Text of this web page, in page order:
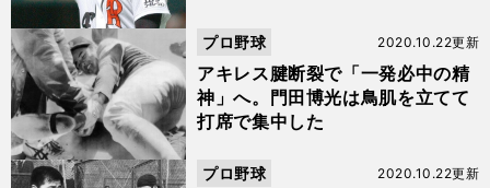
アキレス腱断裂で「一発必中の精
神」へ。門田博光は鳥肌を立てて
打席で集中した
2020.10.22更新
プロ野球
2020.10.22更新
プロ野球